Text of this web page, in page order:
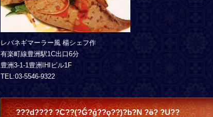
レバネギマーラー風 楊シェフ作
有楽町線豊洲駅1C出口6分
豊洲3-1-1豊洲IHIビル1F
TEL:03-5546-9322
???d???? ?C??(?Ǵ?ǵ??ǫ??)?b?N ?ӫ? ?U??